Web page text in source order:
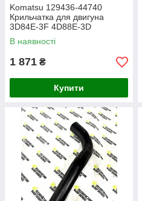
Komatsu 129436-44740
Крильчатка для двигуна
3D84E-3F 4D88E-3D
екскаватор PC35R-8
В наявності
1 871 ₴
Купити